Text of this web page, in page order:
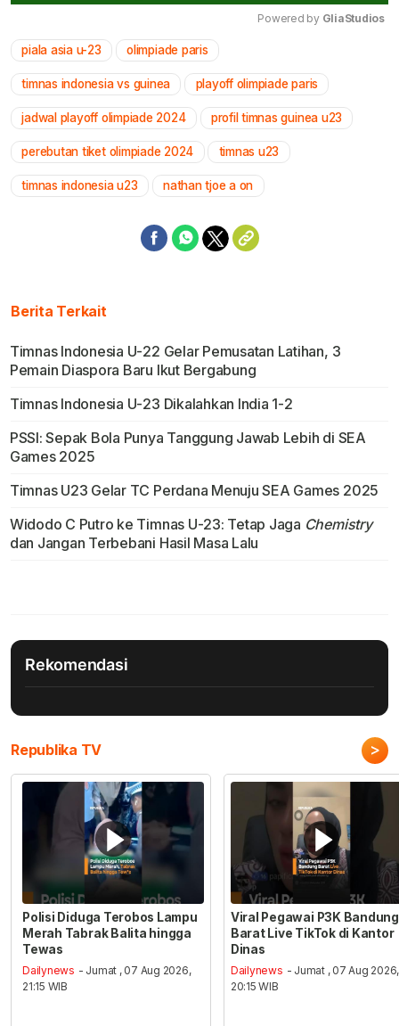
Powered by GliaStudios
piala asia u-23 olimpiade paris
timnas indonesia vs guinea playoff olimpiade paris
jadwal playoff olimpiade 2024 profil timnas guinea u23
perebutan tiket olimpiade 2024 timnas u23
timnas indonesia u23 nathan tjoe a on
Berita Terkait
Timnas Indonesia U-22 Gelar Pemusatan Latihan, 3
Pemain Diaspora Baru Ikut Bergabung
Timnas Indonesia U-23 Dikalahkan India 1-2
PSSI: Sepak Bola Punya Tanggung Jawab Lebih di SEA
Games 2025
Timnas U23 Gelar TC Perdana Menuju SEA Games 2025
Widodo C Putro ke Timnas U-23: Tetap Jaga Chemistry
dan Jangan Terbebani Hasil Masa Lalu
Rekomendasi
Republika TV >
Polisi Diduga Terobos Lampu
Merah Tabrak Balita hingga
Tewas
Dailynews - Jumat , 07 Aug 2026,
21:15 WIB
Viral Pegawai P3K Bandung
Barat Live TikTok di Kantor
Dinas
Dailynews - Jumat , 07 Aug 2026,
20:15 WIB